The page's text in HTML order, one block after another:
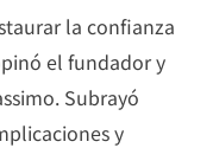
la confianza
el fundador y
Subrayó
y